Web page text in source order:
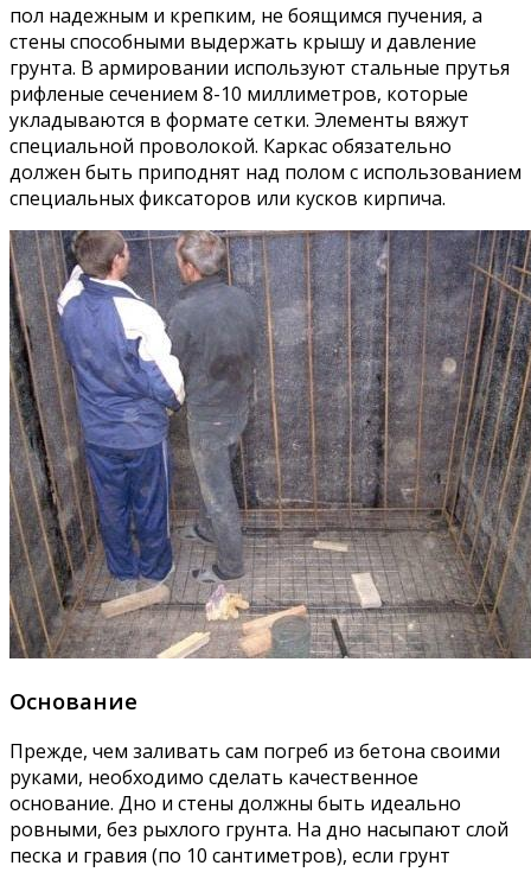
пол надежным и крепким, не боящимся пучения, а
стены способными выдержать крышу и давление
грунта. В армировании используют стальные прутья
рифленые сечением 8-10 миллиметров, которые
укладываются в формате сетки. Элементы вяжут
специальной проволокой. Каркас обязательно
должен быть приподнят над полом с использованием
специальных фиксаторов или кусков кирпича.
Основание
Прежде, чем заливать сам погреб из бетона своими
руками, необходимо сделать качественное
основание. Дно и стены должны быть идеально
ровными, без рыхлого грунта. На дно насыпают слой
песка и гравия (по 10 сантиметров), если грунт